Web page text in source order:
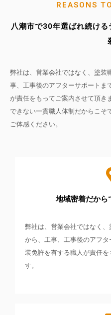
REASONS
八潮市で30年選ばれ続け
弊社は、営業会社ではなく、塗装
事、工事後のアフターサポートま
が責任をもってご案内させて頂き
できない一貫職人体制だからこそ
ご体感ください。
地域密着だから
弊社は、営業会社ではなく
から、工事、工事後のアフ
装免許を有する職人が責任
す。